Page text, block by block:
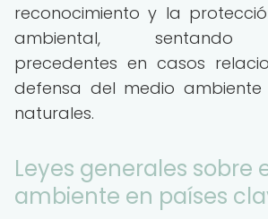
reconocimiento y la
ambiental, sentando
precedentes en casos
defensa del medio ambiente
naturales.
Leyes generales sobre
ambiente en países